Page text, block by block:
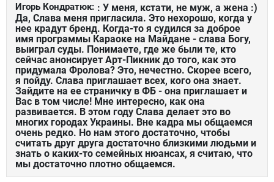
Игорь Кондратюк: : У меня, кстати, не муж, а жена :)
Да, Слава меня пригласила. Это нехорошо, когда у
нее крадут бренд. Когда-то я судился за доброе
имя программы Караоке на Майдане - слава Богу,
выиграл суды. Понимаете, где же были те, кто
сейчас анонсирует Арт-Пикник до того, как это
придумала Фролова? Это, нечестно. Скорее всего,
я пойду. Слава приглашает всех, кого она знает.
Зайдите на ее страничку в ФБ - она приглашает и
Вас в том числе! Мне интересно, как она
развивается. В этом году Слава делает это во
многих городах Украины. Вне кадра мы общаемся
очень редко. Но нам этого достаточно, чтобы
считать друг друга достаточно близкими людьми и
знать о каких-то семейных нюансах, я считаю, что
мы достаточно плотно общаемся.